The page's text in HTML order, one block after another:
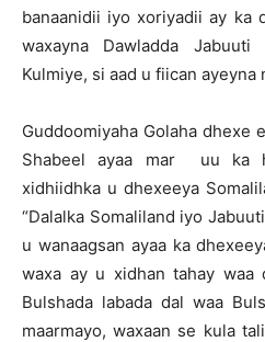
banaanidii iyo xoriyadii ay ka
waxayna Dawladda
Kulmiye, si aad u fiican ayeyna
Guddoomiyaha Golaha dhexe
Shabeel ayaa mar uu ka
xidhiidhka u dhexeeya
“Dalalka Somaliland iyo
u wanaagsan ayaa ka
waxa ay u xidhan tahay waa
Bulshada labada dal waa
maarmayo, waxaan se kula